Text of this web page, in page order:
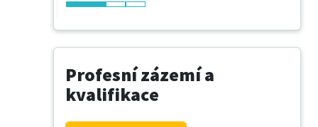
Profesní zázemí a
kvalifikace